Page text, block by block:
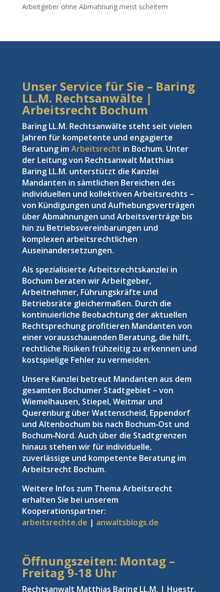
Arbeitgeber ohne Abmahnung meist scheitern
Unser Service für Sie – Baring
LL.M. Rechtsanwälte |
Arbeitsrecht Bochum
Baring LL.M. Rechtsanwälte steht seit vielen
Jahren für kompetente und engagierte
Beratung imArbeitsrecht in Bochum. Unter
der Leitung von Rechtsanwalt Matthias
Baring LL.M. unterstützt die Kanzlei
Mandanten in sämtlichen Bereichen des
individuellen und kollektiven Arbeitsrechts –
von Kündigungen und Aufhebungsverträgen
über Abmahnungen und Arbeitsverträge bis
hin zu Betriebsvereinbarungen und
komplexen arbeitsrechtlichen
Auseinandersetzungen.
Als spezialisierte Arbeitsrechtskanzlei in
Bochum beraten wir Arbeitgeber,
Arbeitnehmer, Führungskräfte und
Betriebsräte gleichermaßen. Durch die
kontinuierliche Beobachtung der aktuellen
Rechtsprechung profitieren Mandanten von
einer vorausschauenden Beratung, die hilft,
rechtliche Risiken frühzeitig zu erkennen und
kostspielige Fehler zu vermeiden.
Unsere Kanzlei betreut Mandanten aus dem
gesamten Bochumer Stadtgebiet – von
Wiemelhausen, Stiepel, Weitmar und
Querenburg über Wattenscheid, Eppendorf
und Altenbochum bis nach Bochum‑Ost und
Bochum‑Nord. Auch über die Stadtgrenzen
hinaus stehen wir für individuelle,
zuverlässige und kompetente Beratung im
Arbeitsrecht Bochum.
Weitere Infos zum Thema Arbeitsrecht
erhalten Sie bei unserem
Kooperationspartner:
arbeitsrechte.de | anwaltsblogs.de
Öffnungszeiten: Montag –
Freitag9-18 Uhr
Rechtsanwalt Matthias Baring LL.M. | Huestr.